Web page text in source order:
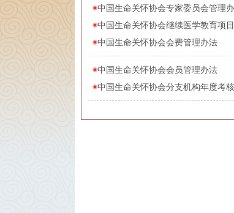
中国生命关怀协会专家委员会管理
中国生命关怀协会继续医学教育项
中国生命关怀协会会费管理办法
中国生命关怀协会会员管理办法
中国生命关怀协会分支机构年度考